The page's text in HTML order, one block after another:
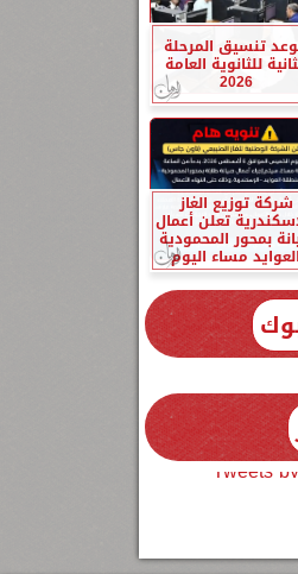
تنسيق المرحلة
للثانوية العامة
2026
شركة توزيع الغاز
تعلن أعمال
بمحور المحمودية
مساء اليوم
Tweets